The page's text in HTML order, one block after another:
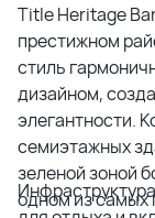
Title Heritage
престижном
стиль
дизайном,
элегантности.
семиэтажных
зеленой зоной
одном из самых